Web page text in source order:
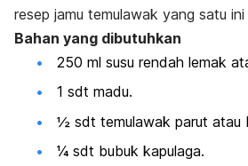
resep jamu temulawak yang satu
Bahan yang dibutuhkan
250 ml susu rendah lemak
1 sdt madu.
½ sdt temulawak parut atau
¼ sdt bubuk kapulaga.